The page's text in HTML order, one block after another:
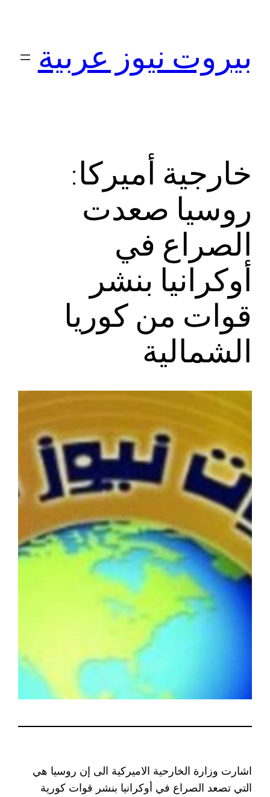
بيروت نيوز عربية
خارجية أميركا:
روسيا صعدت
الصراع في
أوكرانيا بنشر
قوات من كوريا
الشمالية
اشارت وزارة الخارحية الاميركية الى إن روسيا هي
التي تصعد الصراع في أوكرانيا بنشر قوات كورية